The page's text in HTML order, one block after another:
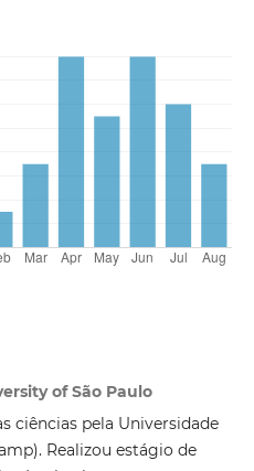
of São Paulo
ciências pela Universidade
Realizou estágio de